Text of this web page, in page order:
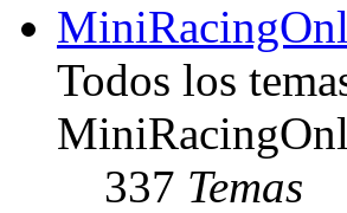
Todos los
337 Temas